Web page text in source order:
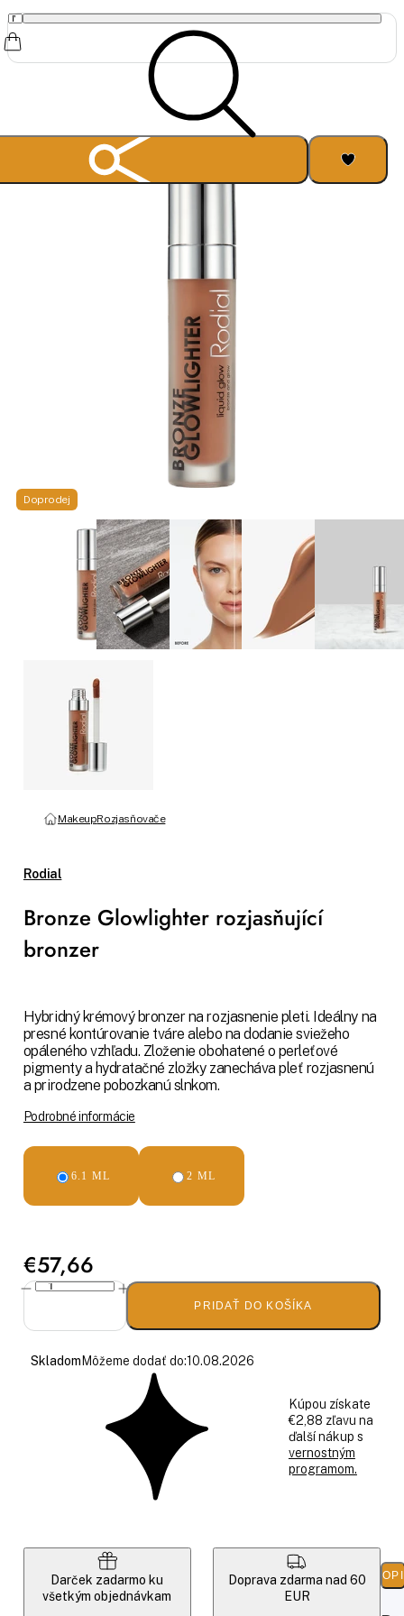
MakeupRozjasňovače
Rodial
Bronze Glowlighter rozjasňující
bronzer
Hybridný krémový bronzer na rozjasnenie pleti. Ideálny na
presné kontúrovanie tváre alebo na dodanie sviežeho
opáleného vzhľadu. Zloženie obohatené o perleťové
pigmenty a hydratačné zložky zanecháva pleť rozjasnenú
a prirodzene pobozkanú slnkom.
Podrobné informácie
6.1 ML 2 ML
€57,66
PRIDAŤ DO KOŠÍKA
Skladom Môžeme dodať do:10.08.2026
Kúpou získate
€2,88 zľavu na
ďalší nákup s
vernostným
programom.
Darček zadarmo ku
všetkým objednávkam
Doprava zdarma nad 60
EUR
Doprodej